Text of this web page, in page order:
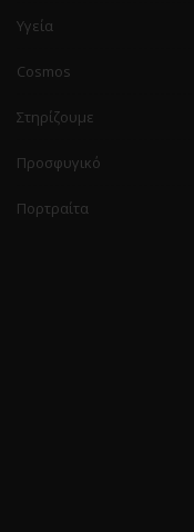
Υγεία
Cosmos
Στηρίζουμε
Προσφυγικό
Πορτραίτα